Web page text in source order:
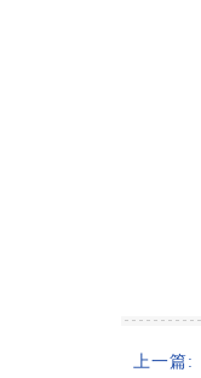
上一篇: